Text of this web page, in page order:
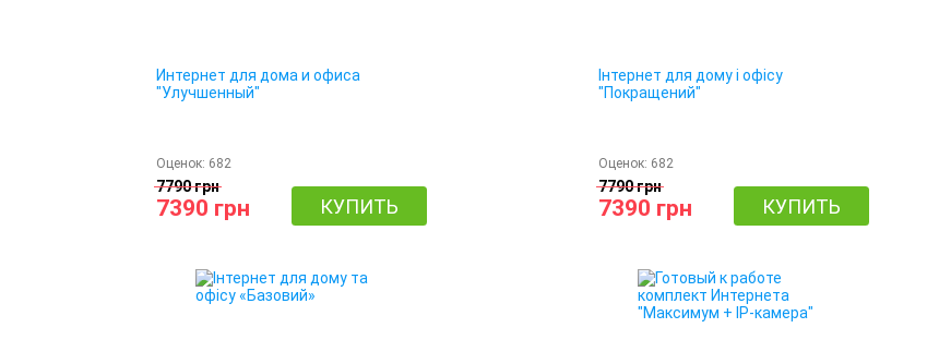
Интернет для дома и офиса
"Улучшенный"
Оценок: 682
7790 грн
7390 грн КУПИТЬ
Інтернет для дому і офісу
"Покращений"
Оценок: 682
7790 грн
7390 грн КУПИТЬ